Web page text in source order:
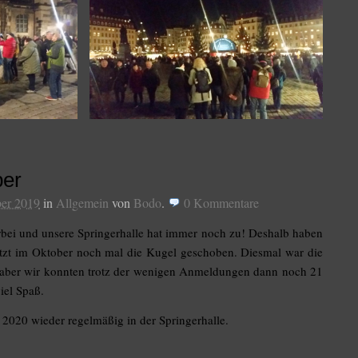
2019 in Allgemein von Bodo. 0 Kommentare
und unsere Springerhalle hat immer noch zu! Deshalb haben
im Oktober noch mal die Kugel geschoben. Diesmal war die
wir konnten trotz der wenigen Anmeldungen dann noch 21
Spaß.
wieder regelmäßig in der Springerhalle.